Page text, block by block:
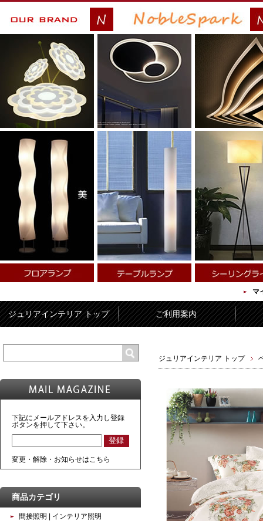
マ
ジュリアインテリア トップ ご利用案内
ジュリアインテリア トップ
下記にメールアドレスを入力し登録
ボタンを押して下さい。
変更・解除・お知らせはこちら
商品カテゴリ
間接照明 | インテリア照明